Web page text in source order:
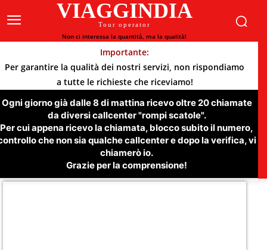
VIAGGINDIA
Tour operator
Non ci interessa la quantità, ma la qualità!
Importante:
Per garantire la qualità dei nostri servizi, non rispondiamo
a tutte le richieste che riceviamo!
Ogni giorno già dalle 8 di mattina ricevo oltre 20 chiamate
da diversi callcenter "rompi scatole".
Per cui appena ricevo la chiamata, blocco subito il numero,
che non sia qualche callcenter e dopo la verifica, vi
chiamerò io.
Grazie per la comprensione!